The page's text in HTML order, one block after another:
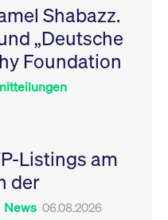
Shabazz.
„Deutsche
Foundation
Listings am
der
News 06.08.2026
Leistung der Website
zu messen. Es handelt
sich um ein Muster-
Cookie, bei dem auf
das Präfix _pk_ses
eine kurze Reihe von
6
Monate
Dieses Cookie dient
Speicherung der
Einwilligungs- und
des Nutzers für ihre
Interaktion mit der
Sitzungen geehrt